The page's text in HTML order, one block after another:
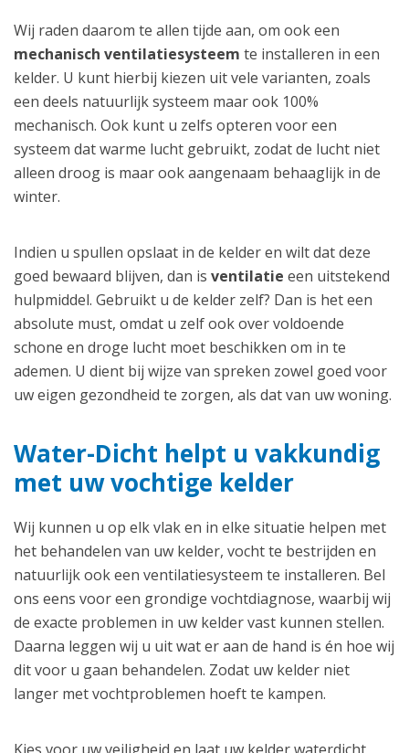
Wij raden daarom te allen tijde aan, om ook een
mechanisch ventilatiesysteem te installeren in een
kelder. U kunt hierbij kiezen uit vele varianten, zoals
een deels natuurlijk systeem maar ook 100%
mechanisch. Ook kunt u zelfs opteren voor een
systeem dat warme lucht gebruikt, zodat de lucht niet
alleen droog is maar ook aangenaam behaaglijk in de
winter.
Indien u spullen opslaat in de kelder en wilt dat deze
goed bewaard blijven, dan is ventilatie een uitstekend
hulpmiddel. Gebruikt u de kelder zelf? Dan is het een
absolute must, omdat u zelf ook over voldoende
schone en droge lucht moet beschikken om in te
ademen. U dient bij wijze van spreken zowel goed voor
uw eigen gezondheid te zorgen, als dat van uw woning.
Water-Dicht helpt u vakkundig
met uw vochtige kelder
Wij kunnen u op elk vlak en in elke situatie helpen met
het behandelen van uw kelder, vocht te bestrijden en
natuurlijk ook een ventilatiesysteem te installeren. Bel
ons eens voor een grondige vochtdiagnose, waarbij wij
de exacte problemen in uw kelder vast kunnen stellen.
Daarna leggen wij u uit wat er aan de hand is én hoe wij
dit voor u gaan behandelen. Zodat uw kelder niet
langer met vochtproblemen hoeft te kampen.
Kies voor uw veiligheid en laat uw kelder waterdicht